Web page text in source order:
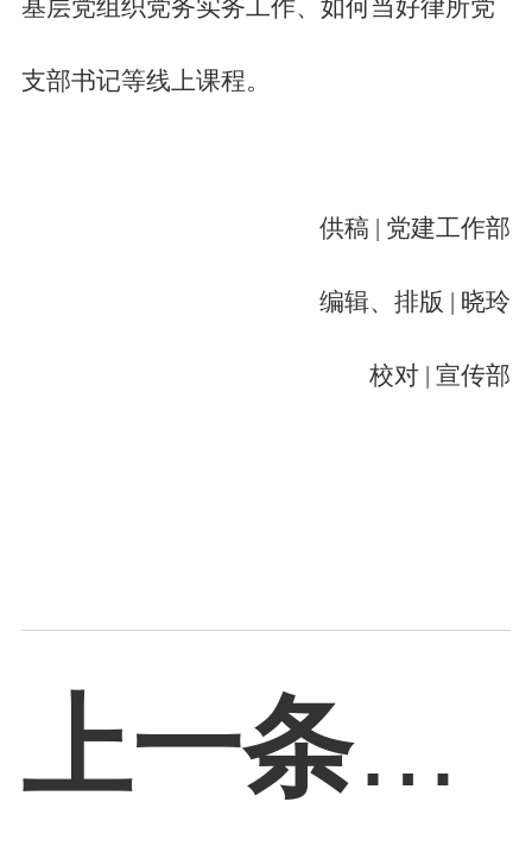
基层党组织党务实务工作、如何当好律所党
支部书记等线上课程。
供稿 | 党建工作部
编辑、排版 | 晓玲
校对 | 宣传部
上一条：